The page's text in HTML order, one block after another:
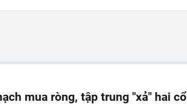
mua ròng, tập trung "xả" hai cổ